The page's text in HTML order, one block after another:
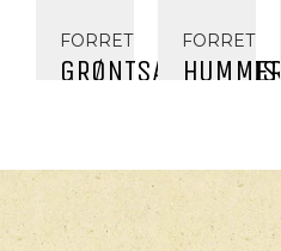
FORRET
GRØNTSAGSBLINIS
FORRET
HUMMER